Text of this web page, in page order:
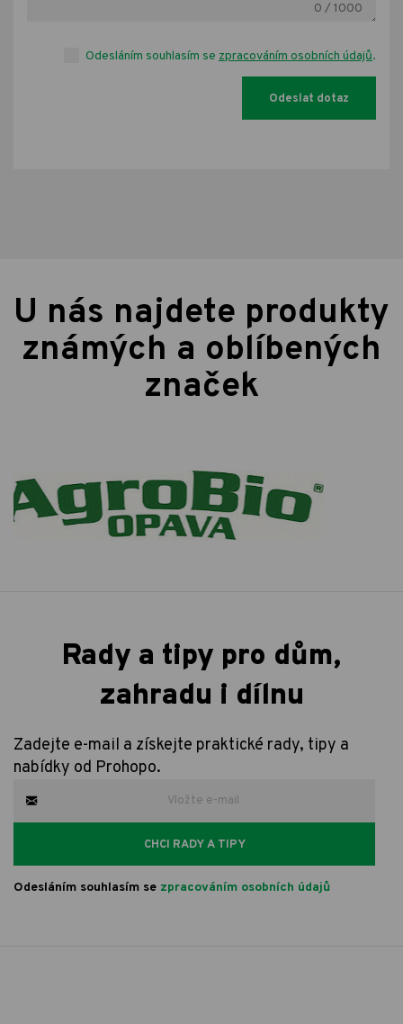
0 / 1000
Odesláním souhlasím se zpracováním osobních údajů.
U nás najdete produkty
známých a oblíbených
značek
Rady a tipy pro dům,
zahradu i dílnu
Zadejte e-mail a získejte praktické rady, tipy a
nabídky od Prohopo.
CHCI RADY A TIPY
Odesláním souhlasím se zpracováním osobních údajů